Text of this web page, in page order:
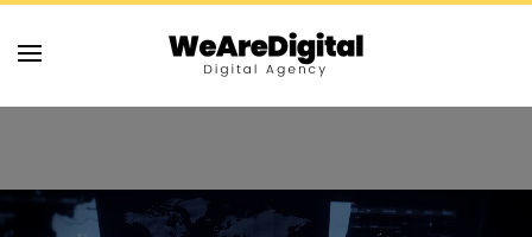
Skip to main content